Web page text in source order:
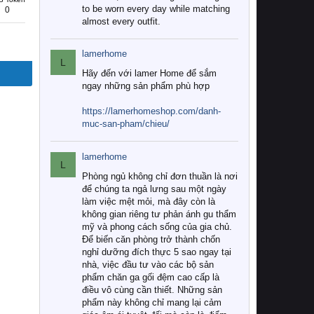
0
to be worn every day while matching
almost every outfit.
L
lamerhome
Hãy đến với lamer Home để sắm
ngay những sản phẩm phù hợp
https://lamerhomeshop.com/danh-
muc-san-pham/chieu/
L
lamerhome
Phòng ngủ không chỉ đơn thuần là nơi
để chúng ta ngả lưng sau một ngày
làm việc mệt mỏi, mà đây còn là
không gian riêng tư phản ánh gu thẩm
mỹ và phong cách sống của gia chủ.
Để biến căn phòng trở thành chốn
nghỉ dưỡng đích thực 5 sao ngay tại
nhà, việc đầu tư vào các bộ sản
phẩm chăn ga gối đệm cao cấp là
điều vô cùng cần thiết. Những sản
phẩm này không chỉ mang lại cảm